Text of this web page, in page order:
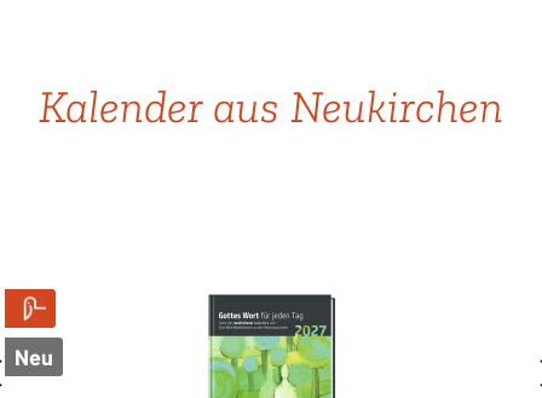
überspringen
Kalender aus Neukirchen
Neu